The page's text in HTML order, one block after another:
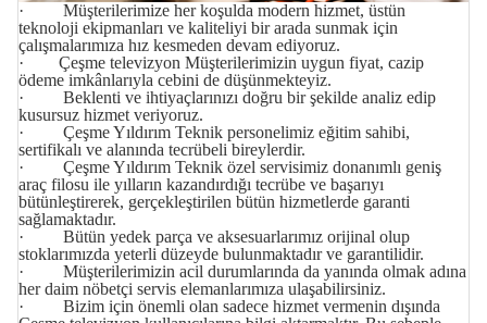
· Müşterilerimize her koşulda modern hizmet, üstün
teknoloji ekipmanları ve kaliteliyi bir arada sunmak için
çalışmalarımıza hız kesmeden devam ediyoruz.
· Çeşme televizyon Müşterilerimizin uygun fiyat, cazip
ödeme imkânlarıyla cebini de düşünmekteyiz.
· Beklenti ve ihtiyaçlarınızı doğru bir şekilde analiz edip
kusursuz hizmet veriyoruz.
· Çeşme Yıldırım Teknik personelimiz eğitim sahibi,
sertifikalı ve alanında tecrübeli bireylerdir.
· Çeşme Yıldırım Teknik özel servisimiz donanımlı geniş
araç filosu ile yılların kazandırdığı tecrübe ve başarıyı
bütünleştirerek, gerçekleştirilen bütün hizmetlerde garanti
sağlamaktadır.
· Bütün yedek parça ve aksesuarlarımız orijinal olup
stoklarımızda yeterli düzeyde bulunmaktadır ve garantilidir.
· Müşterilerimizin acil durumlarında da yanında olmak adına
her daim nöbetçi servis elemanlarımıza ulaşabilirsiniz.
· Bizim için önemli olan sadece hizmet vermenin dışında